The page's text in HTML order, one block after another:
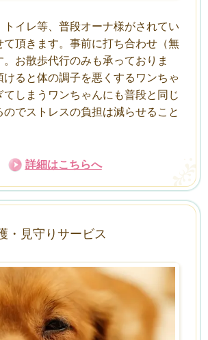
トイレ等、普段オーナ様がされてい
て頂きます。事前に打ち合わせ（無
お散歩代行のみも承っておりま
けると体の調子を悪くするワンちゃ
てしまうワンちゃんにも普段と同じ
でストレスの負担は減らせること
詳細はこちらへ
・見守りサービス